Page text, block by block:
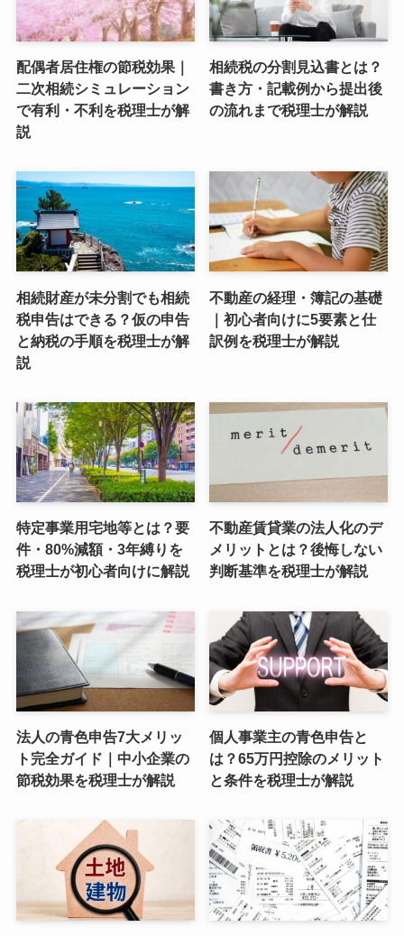
配偶者居住権の節税効果｜
二次相続シミュレーション
で有利・不利を税理士が解
説
相続税の分割見込書とは？
書き方・記載例から提出後
の流れまで税理士が解説
相続財産が未分割でも相続
税申告はできる？仮の申告
と納税の手順を税理士が解
説
不動産の経理・簿記の基礎
｜初心者向けに5要素と仕
訳例を税理士が解説
特定事業用宅地等とは？要
件・80%減額・3年縛りを
税理士が初心者向けに解説
不動産賃貸業の法人化のデ
メリットとは？後悔しない
判断基準を税理士が解説
法人の青色申告7大メリッ
ト完全ガイド｜中小企業の
節税効果を税理士が解説
個人事業主の青色申告と
は？65万円控除のメリット
と条件を税理士が解説